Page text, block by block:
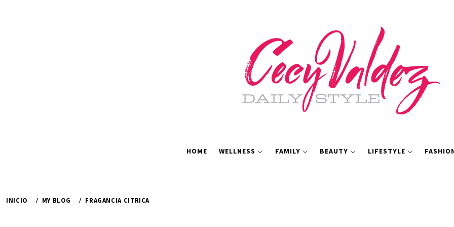
HOME WELLNESS FAMILY BEAUTY LIFESTYLE
INICIO MY BLOG FRAGANCIA CITRICA